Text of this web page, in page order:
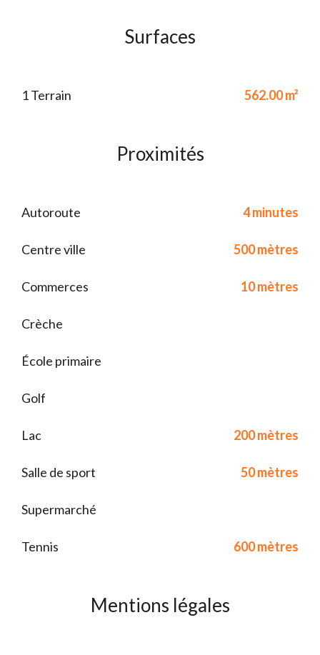
Surfaces
1 Terrain 562.00 m²
Proximités
Autoroute 4 minutes
Centre ville 500 mètres
Commerces 10 mètres
Crèche
École primaire
Golf
Lac 200 mètres
Salle de sport 50 mètres
Supermarché
Tennis 600 mètres
Mentions légales